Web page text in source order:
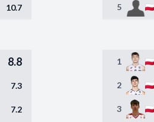
10.7 5
8.8
7.3
7.2
1
2
3